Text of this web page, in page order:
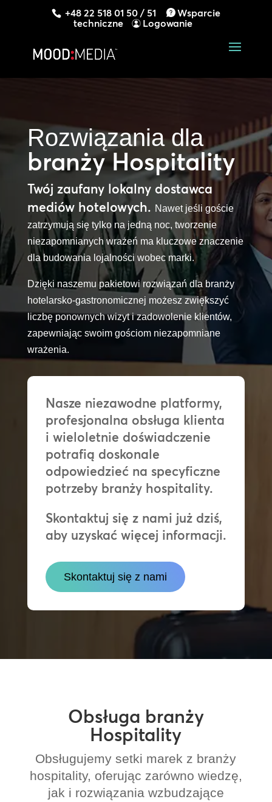
+48 22 518 01 50 / 51
Wsparcie
techniczne
Logowanie
Rozwiązania dla
branży Hospitality
Twój zaufany lokalny dostawca
mediów hotelowych. Nawet jeśli goście
zatrzymują się tylko na jedną noc, tworzenie
niezapomnianych wrażeń ma kluczowe znaczenie
dla budowania lojalności wobec marki.
Dzięki naszemu pakietowi rozwiązań dla branży
hotelarsko-gastronomicznej możesz zwiększyć
liczbę ponownych wizyt i zadowolenie klientów,
zapewniając swoim gościom niezapomniane
wrażenia.
Nasze niezawodne platformy,
profesjonalna obsługa klienta
i wieloletnie doświadczenie
potrafią doskonale
odpowiedzieć na specyficzne
potrzeby branży hospitality.
Skontaktuj się z nami już dziś,
aby uzyskać więcej informacji.
Skontaktuj się z nami
Obsługa branży
Hospitality
Obsługujemy setki marek z branży
hospitality, oferując zarówno wiedzę,
jak i rozwiązania wzbudzające